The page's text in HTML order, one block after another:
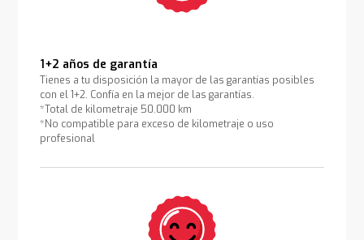
1+2 años de garantía
Tienes a tu disposición la mayor de las garantías posibles
con el 1+2. Confía en la mejor de las garantías.
*Total de kilometraje 50.000 km
*No compatible para exceso de kilometraje o uso
profesional